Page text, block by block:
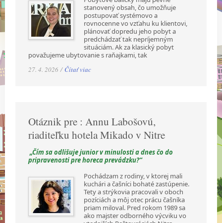
stanovený obsah, čo umožňuje
postupovať systémovo a
rovnocenne vo vzťahu ku klientovi,
plánovať dopredu jeho pobyt a
predchádzať tak nepríjemným
situáciám. Ak za klasický pobyt
považujeme ubytovanie s raňajkami, tak
27. 4. 2026 / Čítať viac
Otáznik pre : Annu Labošovú,
riaditeľku hotela Mikado v Nitre
„Čím sa odlišuje junior v minulosti a dnes čo do
pripravenosti pre horeca prevádzku?“
Pochádzam z rodiny, v ktorej mali
kuchári a čašníci bohaté zastúpenie.
Tety a strýkovia pracovali v oboch
pozíciách a môj otec prácu čašníka
priam miloval. Pred rokom 1989 sa
ako majster odborného výcviku vo